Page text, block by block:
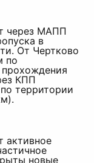
через МАПП
в
От Чертково
по
КПП
территории
активное
новые